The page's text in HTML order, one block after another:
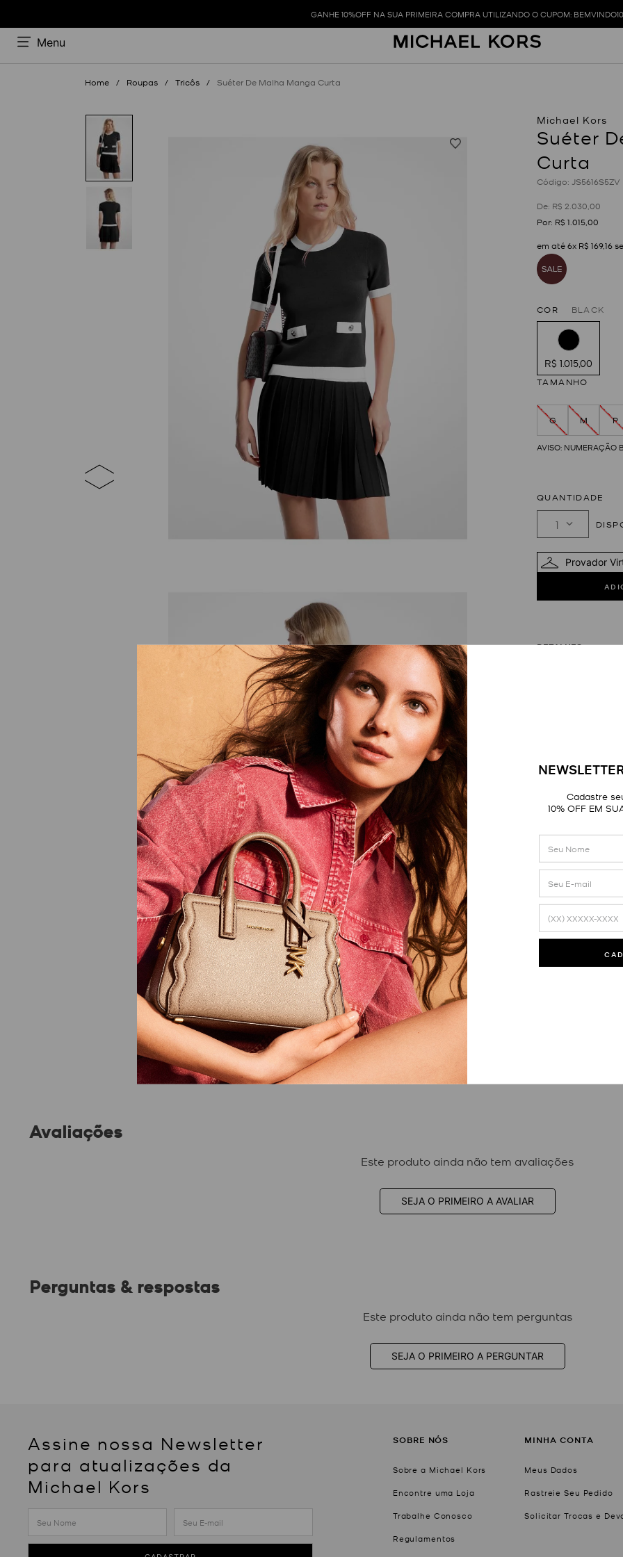
Cadastre
10% OFF EM
GANHE 10%OFF NA SUA PRIMEIRA COMPRA UTILIZANDO O CUPOM: BEMVINDO10
Menu
Roupas Tricôs Suéter De Malha Manga Curta
Suéter
Curta
: JS5616S5ZV
R$ 2 030 00
R$ 1 01500
em até6x R$ 169,16
COR BLACK
R$ 1.015,00
TAMANHO
G M P
QUANTIDADE
1
Provador
DETALHES
Avaliações
Este produto ainda não tem avaliações
SEJA O PRIMEIRO A AVALIAR
Perguntas & respostas
Este produto ainda não tem perguntas
SEJA O PRIMEIRO A PERGUNTAR
Assine nossa Newsletter
para atualizações da
Michael Kors
SOBRE NÓS
Sobre a Michael Kors
Encontre uma Loja
Trabalhe Conosco
Regulamentos
MINHA CONTA
Meus Dados
Rastreie Seu Pedido
Solicitar Trocas e